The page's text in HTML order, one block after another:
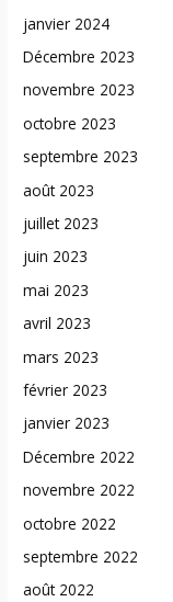
janvier 2024
Décembre 2023
novembre 2023
octobre 2023
septembre 2023
août 2023
juillet 2023
juin 2023
mai 2023
avril 2023
mars 2023
février 2023
janvier 2023
Décembre 2022
novembre 2022
octobre 2022
septembre 2022
août 2022